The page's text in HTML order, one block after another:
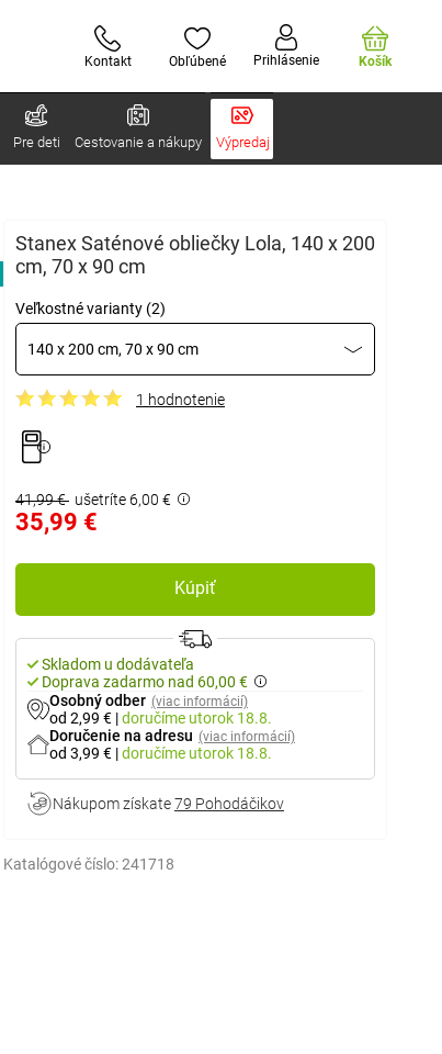
Kontakt Obľúbené Prihlásenie Košík
Pre deti Cestovanie a nákupy Výpredaj
Stanex Saténové obliečky Lola, 140 x 200
cm, 70 x 90 cm
Veľkostné varianty (2)
140 x 200 cm, 70 x 90 cm
1 hodnotenie
41,99 € ušetríte 6,00 €
35,99 €
Kúpiť
Skladom u dodávateľa
Doprava zadarmo nad 60,00 €
Osobný odber (viac informácií)
od 2,99 € |doručíme utorok 18.8.
Doručenie na adresu (viac informácií)
od 3,99 € |doručíme utorok 18.8.
Nákupom získate79 Pohodáčikov
Katalógové číslo:241718